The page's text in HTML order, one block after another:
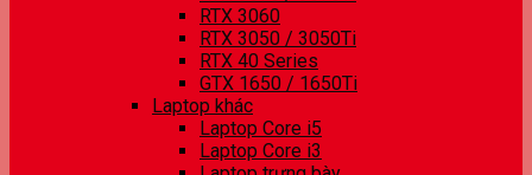
RTX 3060
RTX 3050 / 3050Ti
RTX 40 Series
GTX 1650 / 1650Ti
Laptop khác
Laptop Core i5
Laptop Core i3